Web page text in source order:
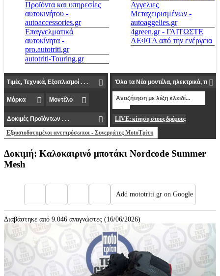
Προϊόντα και υπηρεσίες
αυτοκινήτου -
autoaccessories.gr
Επαγγελματικά
αυτοκίνητα -
pro.autotriti.gr
autotriti-Touring.gr
Αγγελιες
Μεταχειρισμένων -
autoaggelies.gr
4green.gr - ΓΛΙΤΩΣΤΕ
ΛΕΦΤΑ από την ενέργεια
LIVE: κίνηση στους δρόμους
Εξουσιοδοτημένοι αντιπρόσωποι - Συνεργάτες MotoΤρίτη
Δοκιμή: Καλοκαιρινό μποτάκι Nordcode Summer
Mesh
Add mototriti.gr on Google
Διαβάστηκε από 9.046 αναγνώστες (16/06/2026)